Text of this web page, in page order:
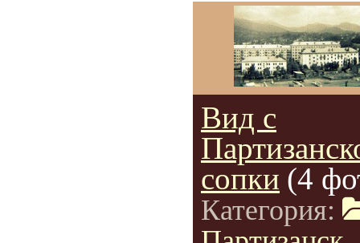
Вид с
сопки (4
Категория: